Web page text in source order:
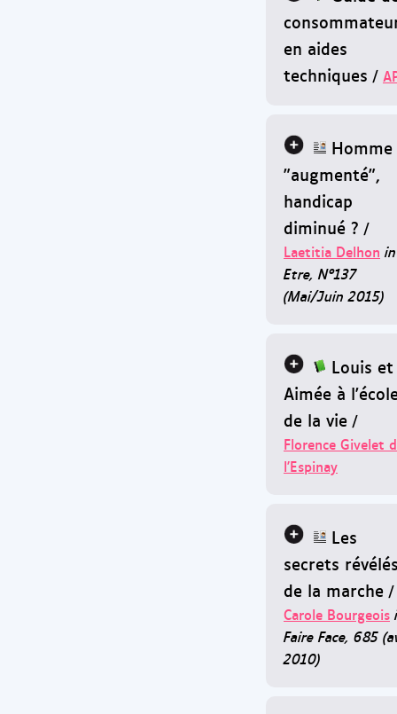
en aides
techniques /
Homme
"augmenté",
handicap
diminué ? /
Laetitia Delhon in
Etre, N°137
(Mai/Juin 2015)
Louis et
Aimée à
de la vie /
Florence Givelet
l'Espinay
Les
secrets
de la marche /
Carole Bourgeois
Faire Face, 685
2010)